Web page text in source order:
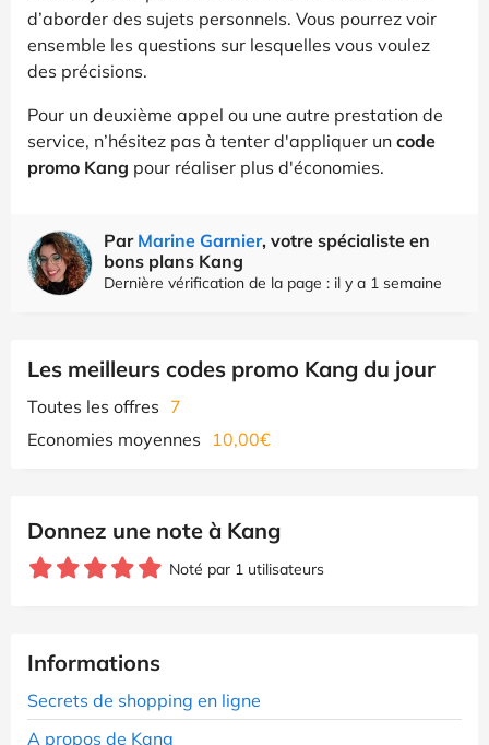
d’aborder des sujets personnels. Vous pourrez voir
ensemble les questions sur lesquelles vous voulez
des précisions.
Pour un deuxième appel ou une autre prestation de
service, n’hésitez pas à tenter d'appliquer un code
promo Kang pour réaliser plus d'économies.
Par Marine Garnier, votre spécialiste en
bons plans Kang
Dernière vérification de la page : il y a 1 semaine
Les meilleurs codes promo Kang du jour
Toutes les offres 7
Economies moyennes
10,00€
Donnez une note à Kang
Noté par 1 utilisateurs
Informations
Secrets de shopping en ligne
A propos de Kang